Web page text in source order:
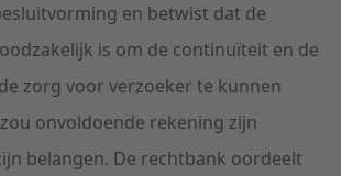
en betwist dat de
is om de continuïteit en de
zorg voor verzoeker te kunnen
onvoldoende rekening zijn
belangen. De rechtbank oordeelt